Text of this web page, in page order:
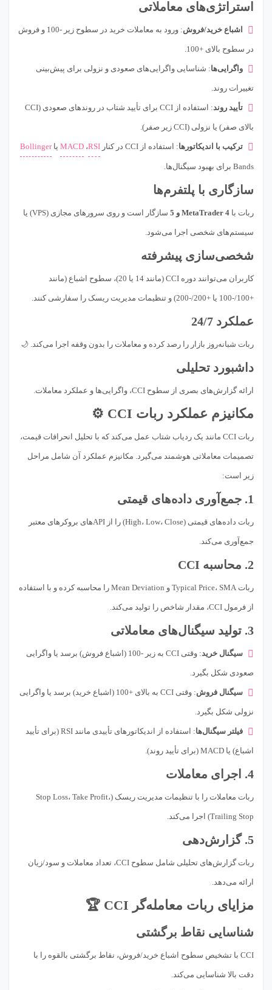
استراتژی‌های معاملاتی
اشباع خرید/فروش : ورود به معاملات خرید در سطوح زیر -100 و فروش
در سطوح بالای +100.
واگرایی‌ها: شناسایی واگرایی‌های صعودی و نزولی برای پیش‌بینی
تغییرات روند.
تأیید روند : استفاده از CCI برای تأیید شتاب در روندهای صعودی (CCI
بالای صفر) یا نزولی (CCI زیر صفر).
ترکیب با اندیکاتورها: استفاده از CCI در کنار RSI، MACD یاBollinger
Bands برای بهبود سیگنال‌ها.
سازگاری با پلتفرم‌ها
ربات با MetaTrader 4 و 5 سازگار است و روی سرورهای مجازی (VPS) یا
سیستم‌های شخصی اجرا می‌شود.
شخصی‌سازی پیشرفته
کاربران می‌توانند دوره CCI (مانند 14 یا 20)، سطوح اشباع (مانند
+100/-100 یا +200/-200) و تنظیمات مدیریت ریسک را سفارشی کنند.
عملکرد 24/7
ربات شبانه‌روز بازار را رصد کرده و معاملات را بدون وقفه اجرا می‌کند. 🌙
داشبورد تحلیلی
ارائه گزارش‌های بصری از سطوح CCI، واگرایی‌ها و عملکرد معاملات.
مکانیزم عملکرد ربات CCI ⚙️
ربات CCI مانند یک ردیاب شتاب عمل می‌کند که با تحلیل انحرافات قیمت،
تصمیمات معاملاتی هوشمند می‌گیرد. مکانیزم عملکرد آن شامل مراحل
زیر است:
1. جمع‌آوری داده‌های قیمتی
ربات داده‌های قیمتی (High، Low، Close) را از APIهای بروکرهای معتبر
جمع‌آوری می‌کند.
2. محاسبه CCI
ربات Typical Price، SMA و Mean Deviation را محاسبه کرده و با استفاده
از فرمول CCI، مقدار شاخص را تولید می‌کند.
3. تولید سیگنال‌های معاملاتی
سیگنال خرید : وقتی CCI به زیر -100 (اشباع فروش) برسد یا واگرایی
صعودی شکل بگیرد.
سیگنال فروش : وقتی CCI به بالای +100 (اشباع خرید) برسد یا واگرایی
نزولی شکل بگیرد.
فیلتر سیگنال‌ها : استفاده از اندیکاتورهای تأییدی مانند RSI (برای تأیید
اشباع) یا MACD (برای تأیید روند).
4. اجرای معاملات
ربات معاملات را با تنظیمات مدیریت ریسک (Stop Loss، Take Profit،
Trailing Stop) اجرا می‌کند.
5. گزارش‌دهی
ربات گزارش‌های تحلیلی شامل سطوح CCI، تعداد معاملات و سود/زیان
ارائه می‌دهد.
مزایای ربات معامله‌گر CCI 🏆
شناسایی نقاط برگشتی
CCI با تشخیص سطوح اشباع خرید/فروش، نقاط برگشتی بالقوه را با
دقت بالا شناسایی می‌کند.